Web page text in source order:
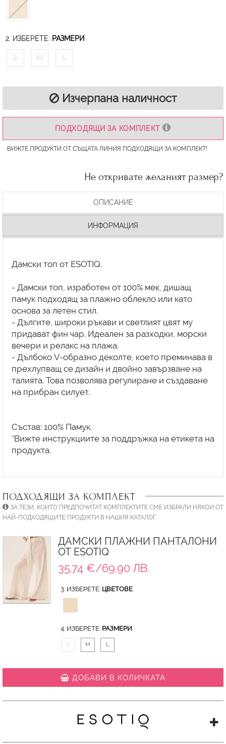
2. ИЗБЕРЕТЕ: РАЗМЕРИ
S M L
Изчерпана наличност
ПОДХОДЯЩИ ЗА КОМПЛЕКТ
ВИЖТЕ ПРОДУКТИ ОТ СЪЩАТА ЛИНИЯ ПОДХОДЯЩИ ЗА КОМПЛЕКТ!
Не откривате желаният размер?
ОПИСАНИЕ
ИНФОРМАЦИЯ
Дамски топ от ESOTIQ.
- Дамски топ, изработен от 100% мек, дишащ
памук подходящ за плажно облекло или като
основа за летен стил.
- Дългите, широки ръкави и светлият цвят му
придават фин чар. Идеален за разходки, морски
вечери и релакс на плажа.
- Дълбоко V-образно деколте, което преминава в
прехлупващ се дизайн и двойно завързване на
талията. Това позволява регулиране и създаване
на прибран силует.
Състав: 100% Памук.
*Вижте инструкциите за поддръжка на етикета на
продукта.
ПОДХОДЯЩИ ЗА КОМПЛЕКТ
ЗА ТЕЗИ, КОИТО ПРЕДПОЧИТАТ КОМПЛЕКТИТЕ СМЕ ИЗБРАЛИ НЯКОИ ОТ
НАЙ-ПОДХОДЯЩИТЕ ПРОДУКТИ В НАШИЯ КАТАЛОГ.
ДАМСКИ ПЛАЖНИ ПАНТАЛОНИ
ОТ ESOTIQ
35.74 €/69.90 ЛВ.
3. ИЗБЕРЕТЕ: ЦВЕТОВЕ
4. ИЗБЕРЕТЕ: РАЗМЕРИ
S M L
ДОБАВИ В КОЛИЧКАТА